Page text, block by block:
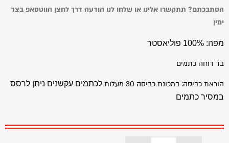
הסתבכתם? תתקשרו אלינו או שלחו לנו הודעה דרך לחצן הווטסאפ בצד
ימין
מפה: 100% פוליאסטר
בד דוחה כתמים
הוראת כביסה: במכונת כביסה 30 מעלות
לכתמים עקשנים ניתן לרסס
במסיר כתמים